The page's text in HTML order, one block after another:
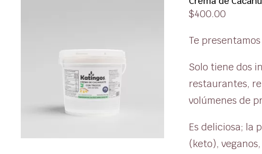
$400.00
Te
Solo tiene dos
restaurantes,
volúmenes de
Es deliciosa; la
(keto),